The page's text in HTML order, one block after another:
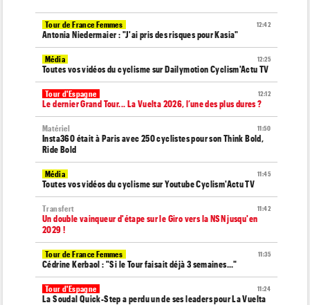
12:42
Tour de France Femmes
Antonia Niedermaier : "J'ai pris des risques pour Kasia"
12:25
Média
Toutes vos vidéos du cyclisme sur Dailymotion Cyclism'Actu TV
12:12
Tour d'Espagne
Le dernier Grand Tour... La Vuelta 2026, l’une des plus dures ?
11:50
Matériel
Insta360 était à Paris avec 250 cyclistes pour son Think Bold,
Ride Bold
11:45
Média
Toutes vos vidéos du cyclisme sur Youtube Cyclism'Actu TV
11:42
Transfert
Un double vainqueur d'étape sur le Giro vers la NSN jusqu'en
2029 !
11:35
Tour de France Femmes
Cédrine Kerbaol : "Si le Tour faisait déjà 3 semaines..."
11:24
Tour d'Espagne
La Soudal Quick-Step a perdu un de ses leaders pour La Vuelta